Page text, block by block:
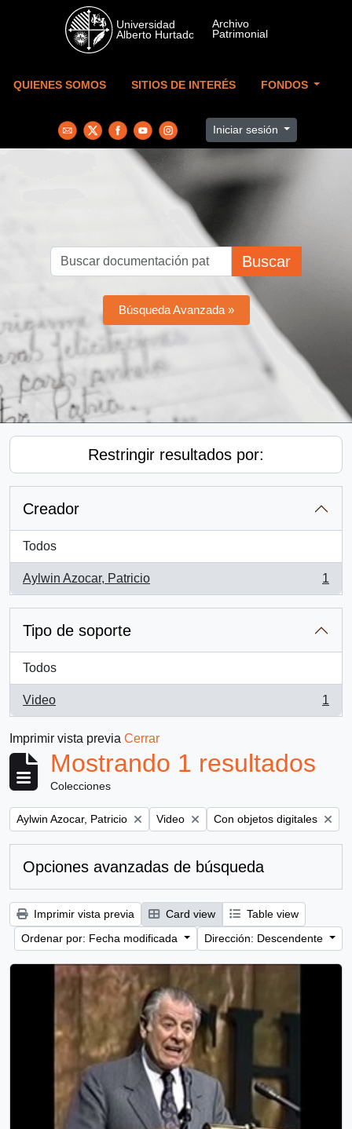
Skip to main content
QUIENES SOMOS SITIOS DE INTERÉS FONDOS
Iniciar sesión
Buscar
Búsqueda Avanzada »
Restringir resultados por:
Creador
Todos
Aylwin Azocar, Patricio
, 1 resultados
1
Tipo de soporte
Todos
Video
, 1 resultados
1
Imprimir vista previa Cerrar
Mostrando 1 resultados
Colecciones
Remove filter:
Aylwin Azocar, Patricio Remove filter:
Video Remove filter:
Con objetos digitales
Opciones avanzadas de búsqueda
Imprimir vista previa Card view
Table view
Ordenar por: Fecha modificada
Dirección: Descendente